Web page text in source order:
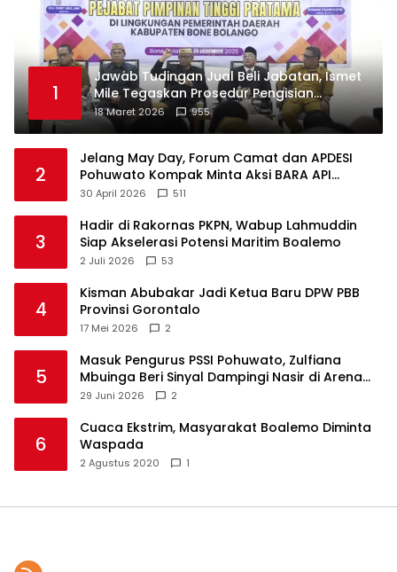
1
Jawab Tudingan Jual Beli Jabatan, Ismet
Mile Tegaskan Prosedur Pengisian
Jabatan
18 Maret 2026 955
2
Jelang May Day, Forum Camat dan APDESI
Pohuwato Kompak Minta Aksi BARA API
Ditunda
30 April 2026 511
3
Hadir di Rakornas PKPN, Wabup Lahmuddin
Siap Akselerasi Potensi Maritim Boalemo
2 Juli 2026 53
4
Kisman Abubakar Jadi Ketua Baru DPW PBB
Provinsi Gorontalo
17 Mei 2026 2
5
Masuk Pengurus PSSI Pohuwato, Zulfiana
Mbuinga Beri Sinyal Dampingi Nasir di Arena
Politik ?
29 Juni 2026 2
6
Cuaca Ekstrim, Masyarakat Boalemo Diminta
Waspada
2 Agustus 2020 1